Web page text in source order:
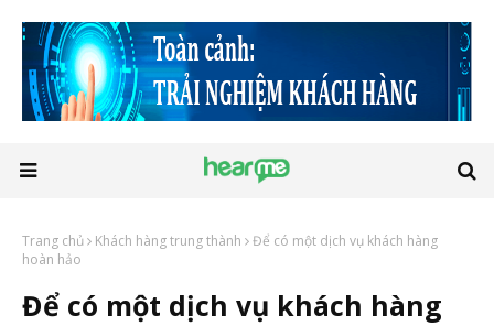
Trang chủ Khách hàng trung thành
Để có một dịch vụ khách hàng
hoàn hảo
Để có một dịch vụ khách hàng